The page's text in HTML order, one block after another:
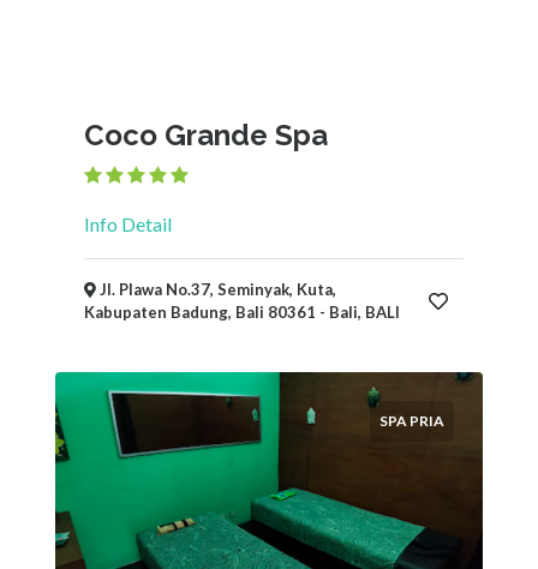
Coco Grande Spa
Info Detail
Jl. Plawa No.37, Seminyak, Kuta,
Kabupaten Badung, Bali 80361 - Bali, BALI
SPA PRIA